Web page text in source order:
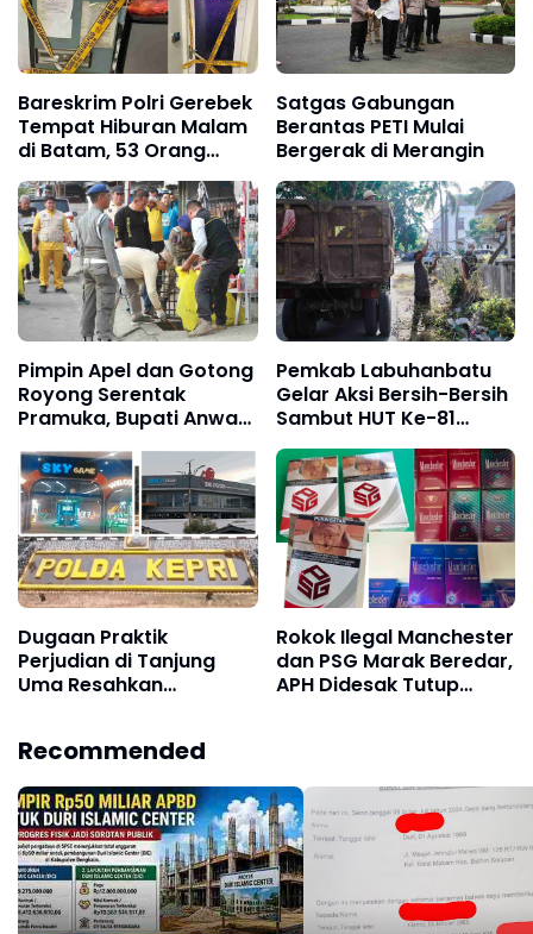
Bareskrim Polri Gerebek
Tempat Hiburan Malam
di Batam, 53 Orang
Diamankan
Satgas Gabungan
Berantas PETI Mulai
Bergerak di Merangin
Pimpin Apel dan Gotong
Royong Serentak
Pramuka, Bupati Anwar
Muda Wujudkan Dasa
Darma Melalui Aksi
Nyata Peduli Lingkungan
Pemkab Labuhanbatu
Gelar Aksi Bersih-Bersih
Sambut HUT Ke-81
Kemerdekaan RI
Dugaan Praktik
Perjudian di Tanjung
Uma Resahkan
Rokok Ilegal Manchester
dan PSG Marak Beredar,
APH Didesak Tutup
Recommended